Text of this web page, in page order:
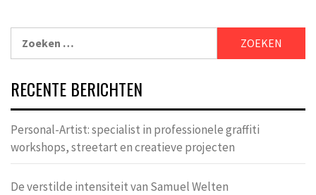
naar:
RECENTE BERICHTEN
Personal-Artist: specialist in professionele graffiti
workshops, streetart en creatieve projecten
De verstilde intensiteit van Samuel Welten